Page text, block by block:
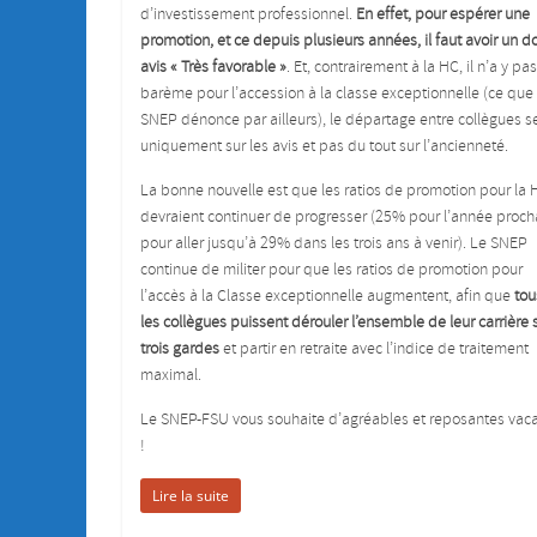
d’investissement professionnel. En effet, pour espérer une
promotion, et ce depuis plusieurs années, il faut avoir un
avis « Très favorable ». Et, contrairement à la HC, il n’a y
barème pour l’accession à la classe exceptionnelle (ce
SNEP dénonce par ailleurs), le départage entre collègues
uniquement sur les avis et pas du tout sur l’ancienneté.
La bonne nouvelle est que les ratios de promotion pour la
devraient continuer de progresser (25% pour l’année
pour aller jusqu’à 29% dans les trois ans à venir). Le SNEP
continue de militer pour que les ratios de promotion pour
l’accès à la Classe exceptionnelle augmentent, afin que
les collègues puissent dérouler l’ensemble de leur carrière
trois gardeset partir en retraite avec l’indice de traitement
maximal.
Le SNEP-FSU vous souhaite d’agréables et reposantes
!
Lire la suite